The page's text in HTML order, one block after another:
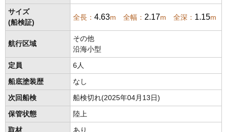
サイズ
(船検証)
全長： 4.63m 全幅： 2.17m 全深： 1.15m
航行区域
その他
沿海小型
定員 6人
船底塗装歴 なし
次回船検 船検切れ(2025年04月13日)
保管状態 陸上
取材 あり